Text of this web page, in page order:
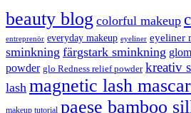
beauty blog colorful makeup
entreprenör everyday makeup eyeliner eyeliner
sminkning färgstark sminkning
powder glo Redness relief powder kreativ
lash magnetic lash
makeup tutorial paese bamboo